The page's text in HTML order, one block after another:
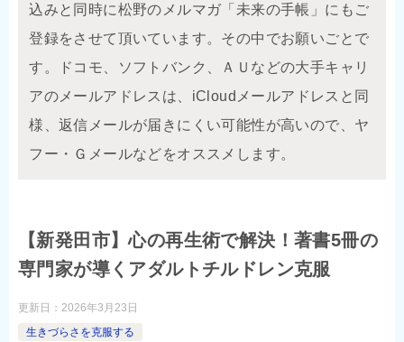
込みと同時に松野のメルマガ「未来の手帳」にもご
登録をさせて頂いています。その中でお願いごとで
す。ドコモ、ソフトバンク、ＡＵなどの大手キャリ
アのメールアドレスは、iCloudメールアドレスと同
様、返信メールが届きにくい可能性が高いので、ヤ
フー・Ｇメールなどをオススメします。
【新発田市】心の再生術で解決！著書5冊の
専門家が導くアダルトチルドレン克服
更新日： 2026年3月23日
生きづらさを克服する